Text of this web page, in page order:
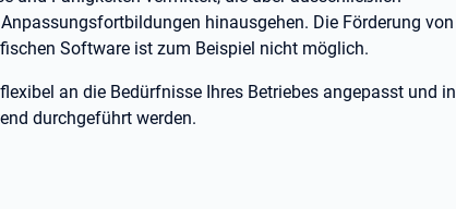
hinausgehen. Die Förderung von
Software ist zum Beispiel nicht möglich.
an die Bedürfnisse Ihres Betriebes angepasst und in
durchgeführt werden.